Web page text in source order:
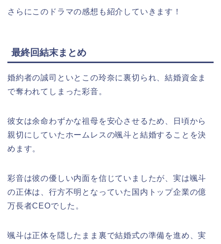
さらにこのドラマの感想も紹介していきます！
最終回結末まとめ
婚約者の誠司といとこの玲奈に裏切られ、結婚資金ま
で奪われてしまった彩音。
彼女は余命わずかな祖母を安心させるため、日頃から
親切にしていたホームレスの颯斗と結婚することを決
めます。
彩音は彼の優しい内面を信じていましたが、実は颯斗
の正体は、行方不明となっていた国内トップ企業の億
万長者CEOでした。
颯斗は正体を隠したまま裏で結婚式の準備を進め、実